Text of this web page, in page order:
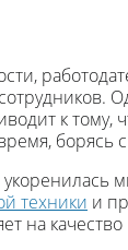
к
техники и
на